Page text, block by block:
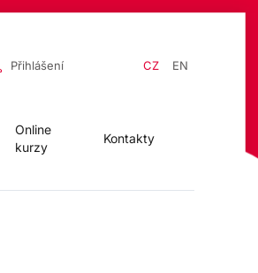
Přihlášení CZ EN
Online
kurzy
Kontakty